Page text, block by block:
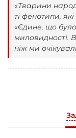
«Тварини
ті фенотипи,
«Єдине, що
миловидності.
ніж ми